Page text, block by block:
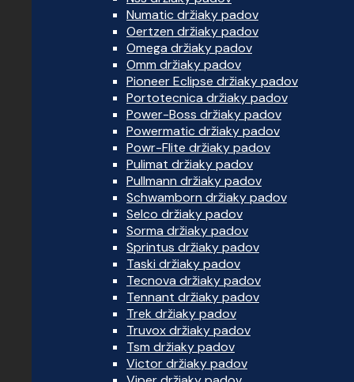
Numatic držiaky padov
Oertzen držiaky padov
Omega držiaky padov
Omm držiaky padov
Pioneer Eclipse držiaky padov
Portotecnica držiaky padov
Power-Boss držiaky padov
Powermatic držiaky padov
Powr-Flite držiaky padov
Pulimat držiaky padov
Pullmann držiaky padov
Schwamborn držiaky padov
Selco držiaky padov
Sorma držiaky padov
Sprintus držiaky padov
Taski držiaky padov
Tecnova držiaky padov
Tennant držiaky padov
Trek držiaky padov
Truvox držiaky padov
Tsm držiaky padov
Victor držiaky padov